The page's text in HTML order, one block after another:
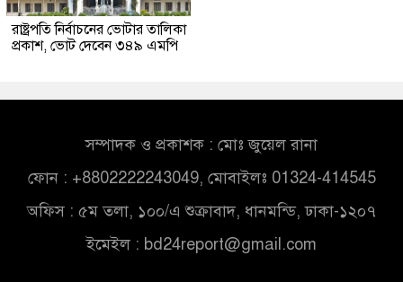
রাষ্ট্রপতি নির্বাচনের ভোটার তালিকা
প্রকাশ, ভোট দেবেন ৩৪৯ এমপি
সম্পাদক ও প্রকাশক : মোঃ জুয়েল রানা
ফোন : +8802222243049, মোবাইলঃ 01324-414545
অফিস : ৫ম তলা, ১০০/এ শুক্রাবাদ, ধানমন্ডি, ঢাকা-১২০৭
ইমেইল : bd24report@gmail.com